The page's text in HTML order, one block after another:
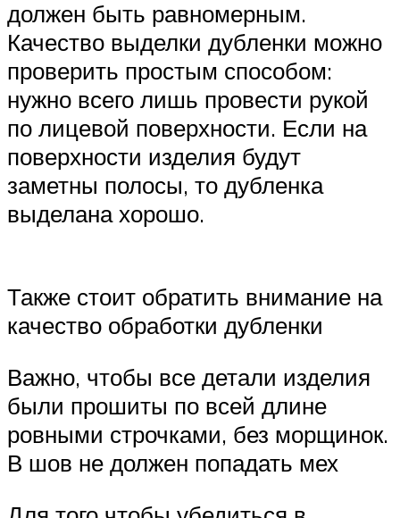
должен быть равномерным.
Качество выделки дубленки можно
проверить простым способом:
нужно всего лишь провести рукой
по лицевой поверхности. Если на
поверхности изделия будут
заметны полосы, то дубленка
выделана хорошо.
Также стоит обратить внимание на
качество обработки дубленки
Важно, чтобы все детали изделия
были прошиты по всей длине
ровными строчками, без морщинок.
В шов не должен попадать мех